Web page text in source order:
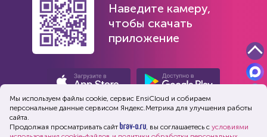
Наведите камеру,
чтобы скачать
приложение
Мы используем файлы cookie, сервис EnsiСloud и собираем
персональные данные сервисом Яндекс.Метрика для улучшения работы
сайта.
Продолжая просматривать сайт
, вы соглашаетесь с условиями